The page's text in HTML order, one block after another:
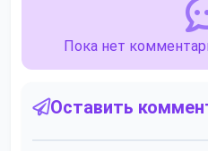
Пока нет
Оставить